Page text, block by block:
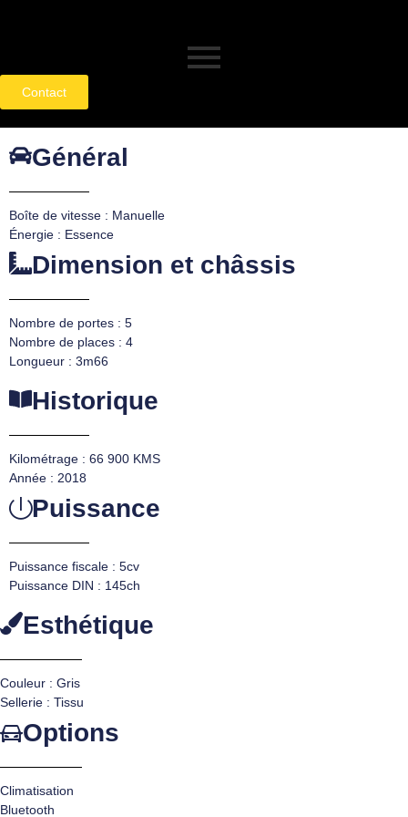
Contact
Général
Boîte de vitesse : Manuelle
Énergie : Essence
Dimension et châssis
Nombre de portes : 5
Nombre de places : 4
Longueur : 3m66
Historique
Kilométrage : 66 900 KMS
Année : 2018
Puissance
Puissance fiscale : 5cv
Puissance DIN : 145ch
Esthétique
Couleur : Gris
Sellerie : Tissu
Options
Climatisation
Bluetooth